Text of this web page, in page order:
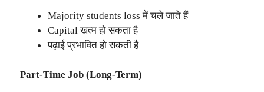
Majority students loss में चले जाते हैं
Capital खत्म हो सकता है
पढ़ाई प्रभावित हो सकती है
Part-Time Job (Long-Term)